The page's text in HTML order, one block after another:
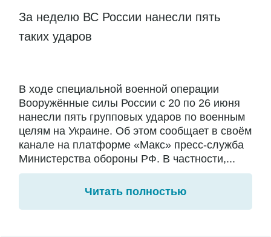
За неделю ВС России нанесли пять
таких ударов
В ходе специальной военной операции
Вооружённые силы России с 20 по 26 июня
нанесли пять групповых ударов по военным
целям на Украине. Об этом сообщает в своём
канале на платформе «Макс» пресс-служба
Министерства обороны РФ. В частности,...
Читать полностью